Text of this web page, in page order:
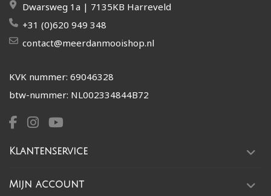
Dwarsweg 1a | 7135KB Harreveld
+31 (0)620 949 348
contact@meerdanmooishop.nl
KVK nummer: 69046328
btw-nummer: NL002334844B72
Klantenservice
Mijn account